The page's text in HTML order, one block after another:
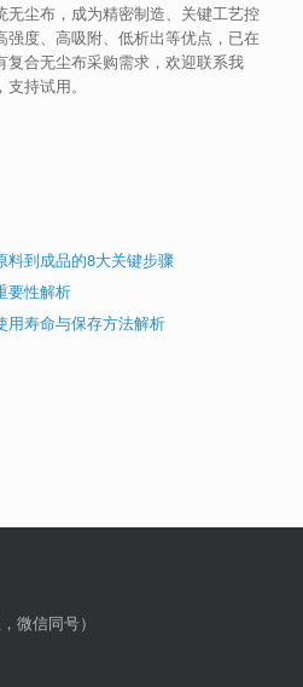
尘布，成为精密制造、关键工艺控
度、高吸附、低析出等优点，已在
复合无尘布采购需求，欢迎联系我
持试用。
料到成品的8大关键步骤
要性解析
用寿命与保存方法解析
微信同号）